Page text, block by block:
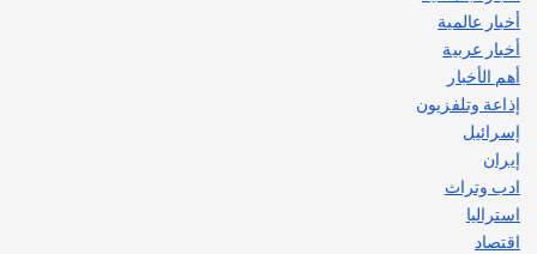
أخبار عالمية
أخبار عربية
أهم الأخبار
إذاعة وتلفزيون
إسرائيل
إيران
ادب وتراث
استراليا
اقتصاد